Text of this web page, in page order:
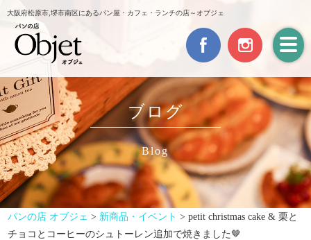
大阪府松原市,堺市南区にあるパン屋・カフェ・ランチの店～オブジェ
ブログ
Blog
パンの店 オブジェ > 新商品・イベント >petit christmas cake & 栗と
チョコとコーヒーのシュトーレン追加で焼きました🤎